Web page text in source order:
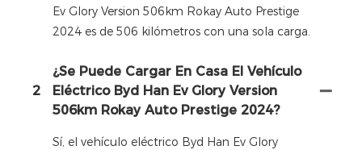
Ev Glory Version 506km Rokay Auto Prestige
2024 es de 506 kilómetros con una sola carga.
2
¿Se Puede Cargar En Casa El Vehículo
Eléctrico Byd Han Ev Glory Version
506km Rokay Auto Prestige 2024?
Sí, el vehículo eléctrico Byd Han Ev Glory